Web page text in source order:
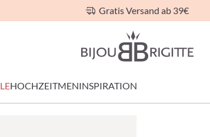
Gratis Versand ab 39€
HOCHZEITMENINSPIRATION